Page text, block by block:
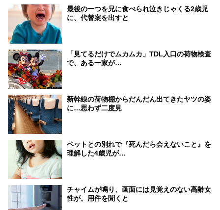
最後の一つを兄に食べられ泣きじゃくる2歳児
に、代替案を出すと
「見てるだけでムカムカ」TDL入口の荷物検査
で、ある一家が…
新幹線の荷物棚からだんだん出てきたヤツの姿
に…思わず二度見
ペットとの別れで『死んだら会えないこと』を
理解した4歳児が…
チャイムが鳴り、画面には見覚えのない高齢女
性が。用件を聞くと